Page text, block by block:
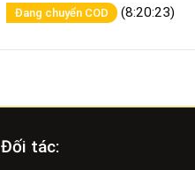
Đang chuyển COD (8:20:23)
Đối tác: